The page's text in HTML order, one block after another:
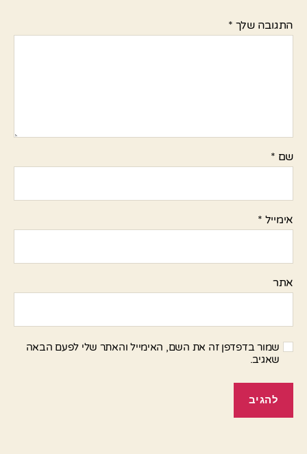
התגובה שלך *
שם *
אימייל *
אתר
שמור בדפדפן זה את השם, האימייל והאתר שלי לפעם הבאה
שאגיב.